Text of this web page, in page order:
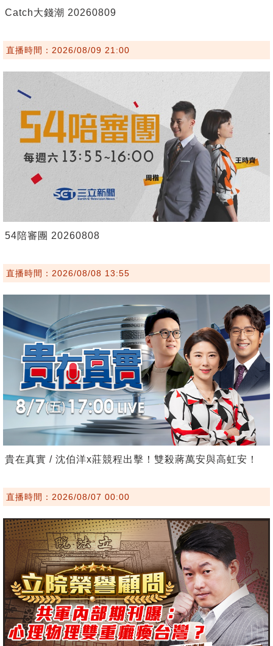
Catch大錢潮 20260809
直播時間：2026/08/09 21:00
54陪審團 20260808
直播時間：2026/08/08 13:55
貴在真實 / 沈伯洋x莊競程出擊！雙殺蔣萬安與高虹安！
直播時間：2026/08/07 00:00